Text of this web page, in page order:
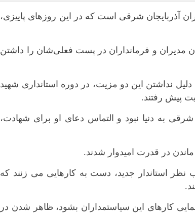
آذربایجان شرقی است که در این روزهای پاییزی،
مدیران و فرمانداران در پست فعلی‌شان را داشتن
دلیل نداشتن این دو مزیت، در دوره استانداری شهید
پیش رفتند.
به دنیا نبود و التماس دعای او برای شهادت،
ماندن در قدرت امیدوار شدند.
نظر استاندار جدید، دست به کارهایی می زنند که
کارهای این سیاستمداران بشود، ظاهر شدن در